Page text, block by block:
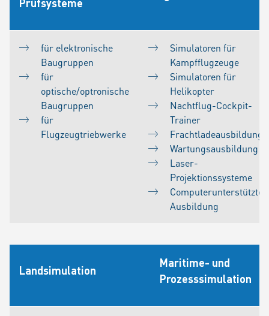
für elektronische
Baugruppen
für
optische/optronische
Baugruppen
für
Flugzeugtriebwerke
Simulatoren für
Kampfflugzeuge
Simulatoren für
Helikopter
Nachtflug-Cockpit-
Trainer
Frachtladeausbildung
Wartungsausbildung
Laser-
Projektionssysteme
Computerunterstützte
Ausbildung
Landsimulation
Maritime- und
Prozesssimulation